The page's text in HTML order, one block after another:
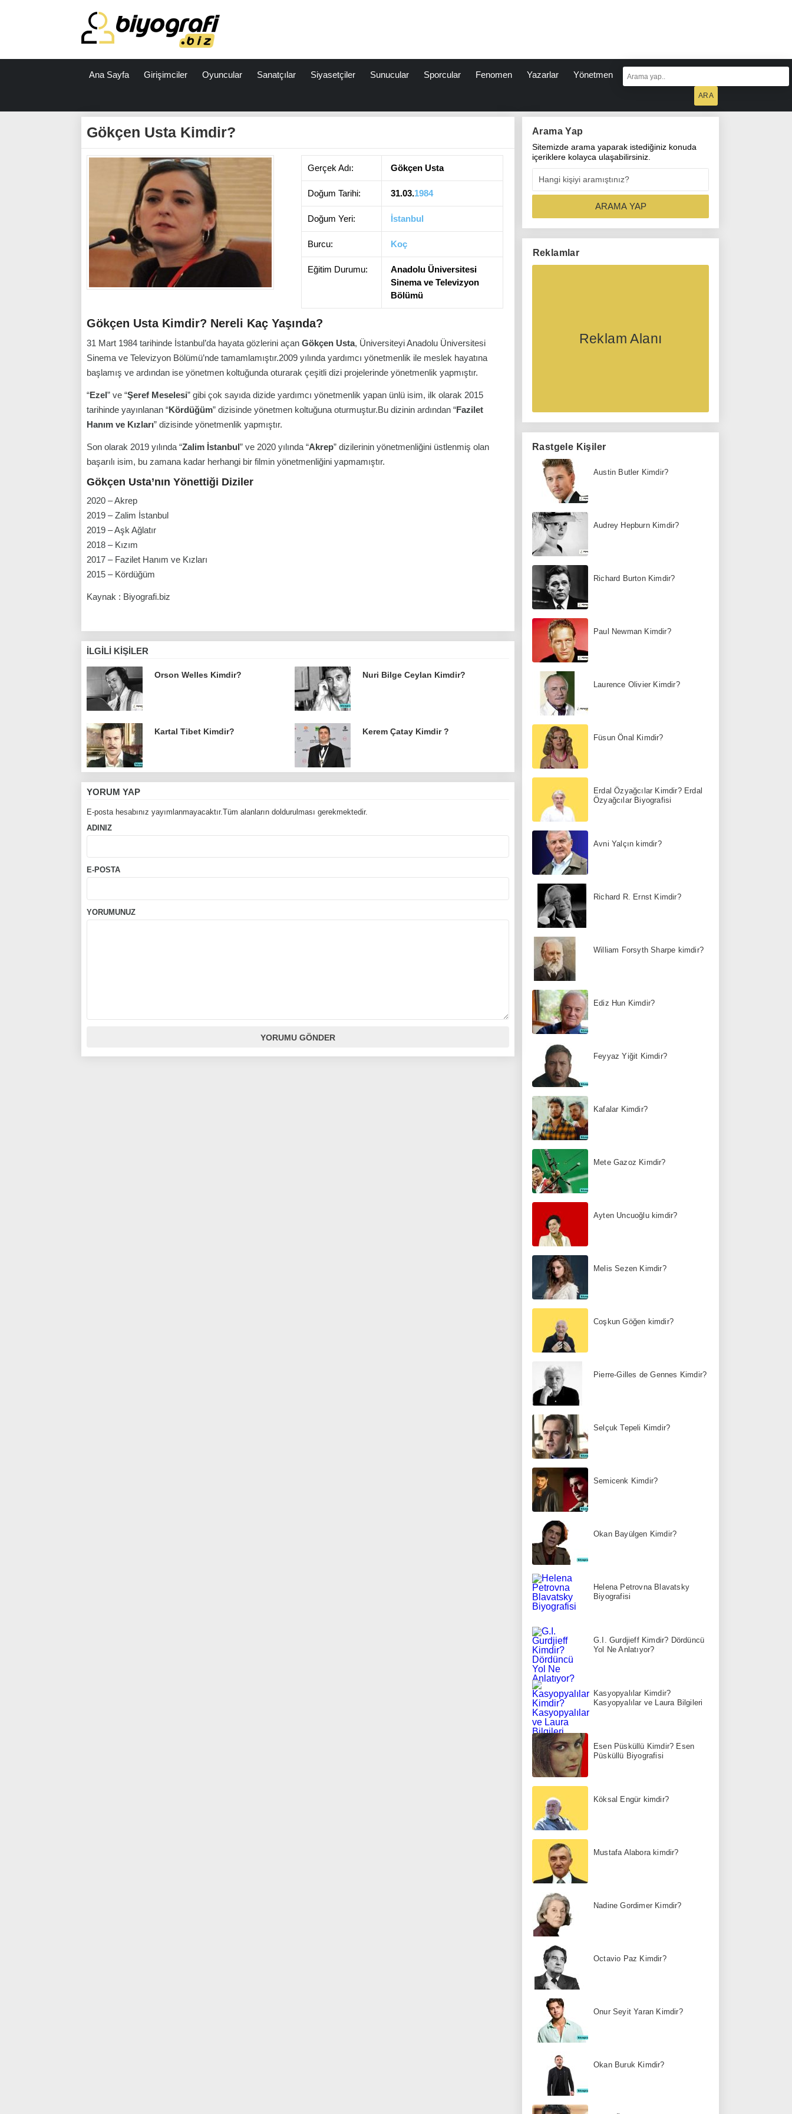
Ana Sayfa Girişimciler Oyuncular Sanatçılar Siyasetçiler Sunucular Sporcular Fenomen Yazarlar Yönetmen
Gökçen Usta Kimdir?
Gerçek Adı: Gökçen Usta
Doğum Tarihi: 31.03.1984
Doğum Yeri: İstanbul
Burcu: Koç
Eğitim Durumu:
Anadolu Üniversitesi
Sinema ve Televizyon
Bölümü
Gökçen Usta Kimdir? Nereli Kaç Yaşında?
31 Mart 1984 tarihinde İstanbul’da hayata gözlerini açan Gökçen Usta, Üniversiteyi Anadolu Üniversitesi
Sinema ve Televizyon Bölümü’nde tamamlamıştır.2009 yılında yardımcı yönetmenlik ile meslek hayatına
başlamış ve ardından ise yönetmen koltuğunda oturarak çeşitli dizi projelerinde yönetmenlik yapmıştır.
“Ezel” ve “Şeref Meselesi” gibi çok sayıda dizide yardımcı yönetmenlik yapan ünlü isim, ilk olarak 2015
tarihinde yayınlanan “Kördüğüm” dizisinde yönetmen koltuğuna oturmuştur.Bu dizinin ardından “Fazilet
Hanım ve Kızları” dizisinde yönetmenlik yapmıştır.
Son olarak 2019 yılında “Zalim İstanbul” ve 2020 yılında “Akrep” dizilerinin yönetmenliğini üstlenmiş olan
başarılı isim, bu zamana kadar herhangi bir filmin yönetmenliğini yapmamıştır.
Gökçen Usta’nın Yönettiği Diziler
2020 – Akrep
2019 – Zalim İstanbul
2019 – Aşk Ağlatır
2018 – Kızım
2017 – Fazilet Hanım ve Kızları
2015 – Kördüğüm
Kaynak : Biyografi.biz
İLGILI KIŞILER
Orson Welles Kimdir? Nuri Bilge Ceylan Kimdir?
Kartal Tibet Kimdir? Kerem Çatay Kimdir ?
YORUM YAP
E-posta hesabınız yayımlanmayacaktır.Tüm alanların doldurulması gerekmektedir.
ADINIZ
E-POSTA
YORUMUNUZ
Arama Yap
Sitemizde arama yaparak istediğiniz konuda
içeriklere kolayca ulaşabilirsiniz.
Reklamlar
Reklam Alanı
Rastgele Kişiler
Austin Butler Kimdir?
Audrey Hepburn Kimdir?
Richard Burton Kimdir?
Paul Newman Kimdir?
Laurence Olivier Kimdir?
Füsun Önal Kimdir?
Erdal Özyağcılar Kimdir? Erdal
Özyağcılar Biyografisi
Avni Yalçın kimdir?
Richard R. Ernst Kimdir?
William Forsyth Sharpe kimdir?
Ediz Hun Kimdir?
Feyyaz Yiğit Kimdir?
Kafalar Kimdir?
Mete Gazoz Kimdir?
Ayten Uncuoğlu kimdir?
Melis Sezen Kimdir?
Coşkun Göğen kimdir?
Pierre-Gilles de Gennes Kimdir?
Selçuk Tepeli Kimdir?
Semicenk Kimdir?
Okan Bayülgen Kimdir?
Helena Petrovna Blavatsky
Biyografisi
G.I. Gurdjieff Kimdir? Dördüncü
Yol Ne Anlatıyor?
Kasyopyalılar Kimdir?
Kasyopyalılar ve Laura Bilgileri
Esen Püsküllü Kimdir? Esen
Püsküllü Biyografisi
Köksal Engür kimdir?
Mustafa Alabora kimdir?
Nadine Gordimer Kimdir?
Octavio Paz Kimdir?
Onur Seyit Yaran Kimdir?
Okan Buruk Kimdir?